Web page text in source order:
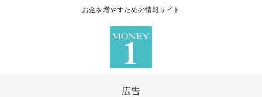
お金を増やすための情報サイト
広告